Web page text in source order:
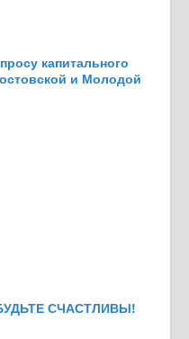
капитального
и Молодой
СЧАСТЛИВЫ!